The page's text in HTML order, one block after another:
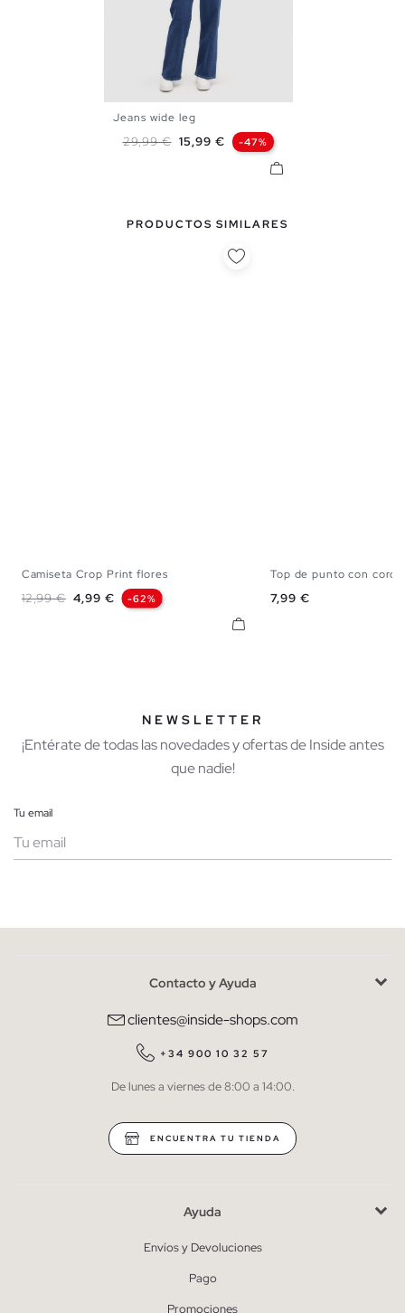
Jeans wide leg
Precio base
29,99 € Precio
15,99 € -47%
PRODUCTOS SIMILARES
XS
Camiseta Crop Print flores
Precio base
12,99 € Precio
4,99 € -62%
Top de punto con
Precio
7,99 €
NEWSLETTER
¡Entérate de todas las novedades y ofertas de Inside antes
que nadie!
Tu email
He leído y entiendo lapolítica de privacidad
QUIERO SUSCRIBIRME
* Puedes cancelar la suscripción en cualquier momento.
Contacto y Ayuda
clientes@inside-shops.com
+34 900 10 32 57
De lunes a viernes de 8:00 a 14:00.
ENCUENTRA TU TIENDA
Ayuda
Envíos y Devoluciones
Pago
Promociones